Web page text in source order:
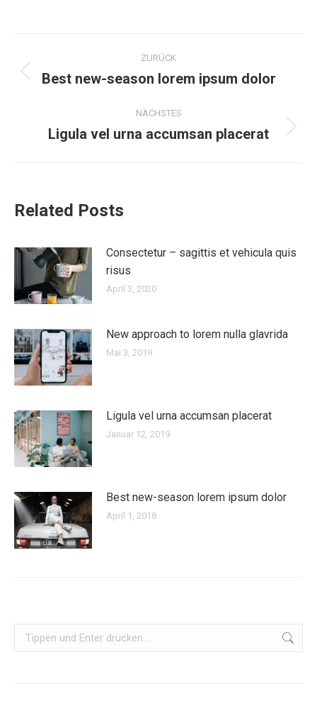
ZURÜCK
Best new-season lorem ipsum dolor
NÄCHSTES
Ligula vel urna accumsan placerat
Related Posts
Consectetur – sagittis et vehicula quis
risus
April 3, 2020
New approach to lorem nulla glavrida
Mai 3, 2019
Ligula vel urna accumsan placerat
Januar 12, 2019
Best new-season lorem ipsum dolor
April 1, 2018